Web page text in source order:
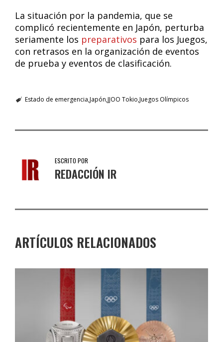
La situación por la pandemia, que se
complicó recientemente en Japón, perturba
seriamente los preparativos para los Juegos,
con retrasos en la organización de eventos
de prueba y eventos de clasificación.
Estado de emergencia Japón JJOO Tokio Juegos Olímpicos
ESCRITO POR
REDACCIÓN IR
ARTÍCULOS RELACIONADOS